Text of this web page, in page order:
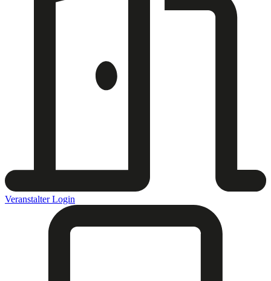
Veranstalter Login